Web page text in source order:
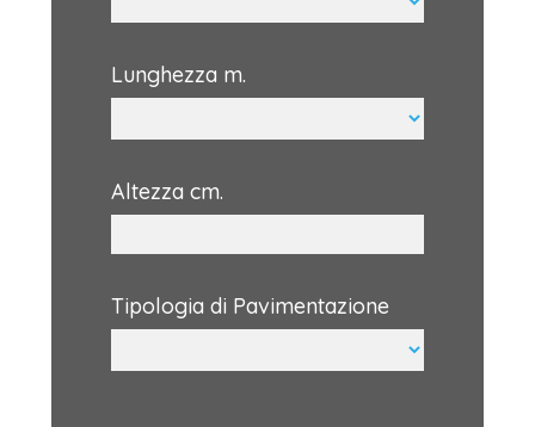
Lunghezza m.
Altezza cm.
Tipologia di Pavimentazione